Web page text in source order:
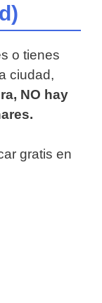
o tienes
ciudad,
NO hay
gratis en